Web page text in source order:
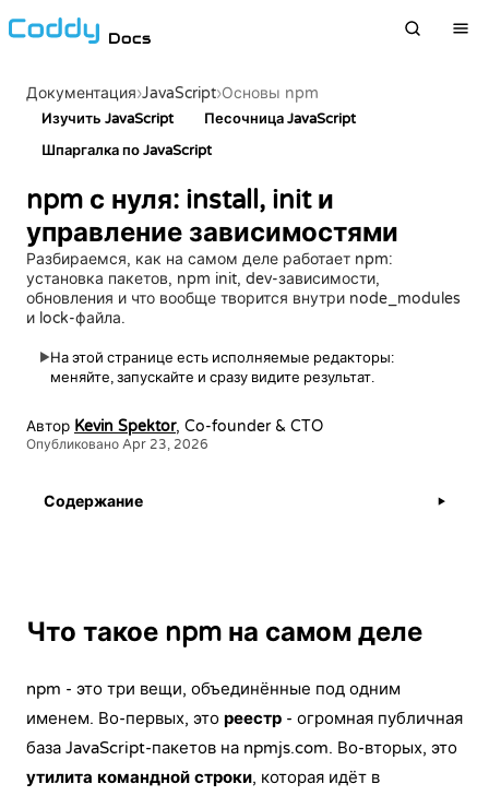
Docs
Документация›JavaScript›Основы npm
Изучить JavaScript
Песочница JavaScript
Шпаргалка по JavaScript
npm с нуля: install, init и
управление зависимостями
Разбираемся, как на самом деле работает npm:
установка пакетов, npm init, dev-зависимости,
обновления и что вообще творится внутри node_modules
и lock-файла.
▶На этой странице есть исполняемые редакторы:
меняйте, запускайте и сразу видите результат.
Автор Kevin Spektor, Co-founder & CTO
Опубликовано Apr 23, 2026
Что такое npm на самом деле
npm - это три вещи, объединённые под одним
именем. Во-первых, это реестр - огромная публичная
база JavaScript-пакетов на npmjs.com. Во-вторых, это
утилита командной строки, которая идёт в
Содержание ▶